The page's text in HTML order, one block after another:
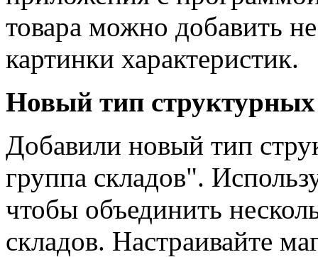
товара можно добавить
картинки характеристик.
Новый тип
Добавили новый тип
группа складов".
чтобы объединить
складов. Настраивайте